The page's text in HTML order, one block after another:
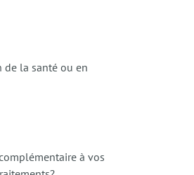
de la santé ou en
à vos